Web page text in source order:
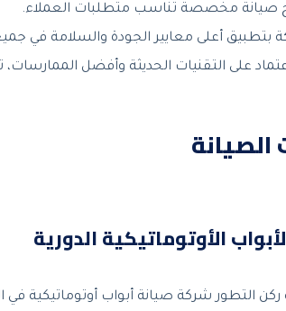
صيانة مخصصة تناسب متطلبات العملاء.
بتطبيق أعلى معايير الجودة والسلامة في
على التقنيات الحديثة وأفضل
الأوتوماتيكية الدورية
التطور شركة صيانة أبواب أوتوماتيكية